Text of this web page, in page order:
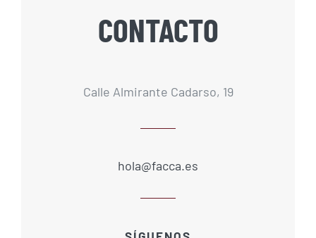
CONTACTO
Calle Almirante Cadarso, 19
hola@facca.es